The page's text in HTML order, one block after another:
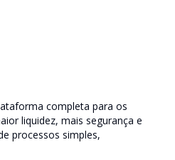
completa para os
liquidez, mais segurança e
processos simples,